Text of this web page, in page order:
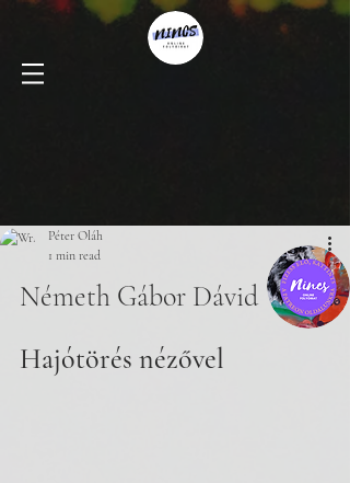
Péter Oláh
1 min read
Németh Gábor Dávid
Hajótörés nézővel